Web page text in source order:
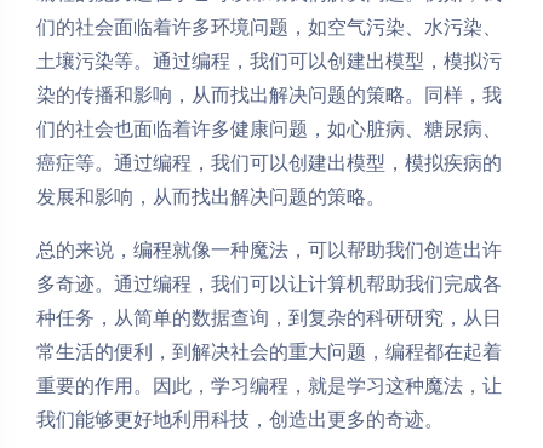
们的社会面临着许多环境问题，如空气污染、水污染、
土壤污染等。通过编程，我们可以创建出模型，模拟污
染的传播和影响，从而找出解决问题的策略。同样，我
们的社会也面临着许多健康问题，如心脏病、糖尿病、
癌症等。通过编程，我们可以创建出模型，模拟疾病的
发展和影响，从而找出解决问题的策略。
总的来说，编程就像一种魔法，可以帮助我们创造出许
多奇迹。通过编程，我们可以让计算机帮助我们完成各
种任务，从简单的数据查询，到复杂的科研研究，从日
常生活的便利，到解决社会的重大问题，编程都在起着
重要的作用。因此，学习编程，就是学习这种魔法，让
我们能够更好地利用科技，创造出更多的奇迹。